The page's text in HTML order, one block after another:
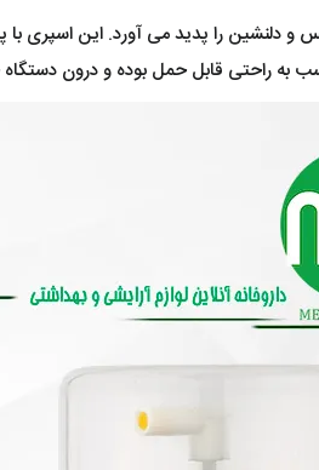
و دلنشین را پدید می‌ آورد. این
به راحتی قابل حمل بوده و درون دستگاه